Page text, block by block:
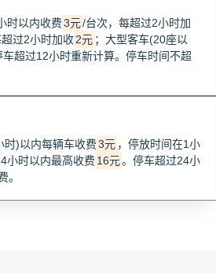
时以内收费3元/台次，每超过2小时加
过2小时加收 2元 ；大型客车(20座以
车超过12小时重新计算。停车时间不超
时)以内每辆车收费3元 ，停放时间在1小
小时以内最高收费 16元。停车超过24小
。